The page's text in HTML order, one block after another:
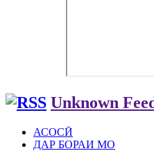
Unknown
АСОСӢ
ДАР БОРАИ МО